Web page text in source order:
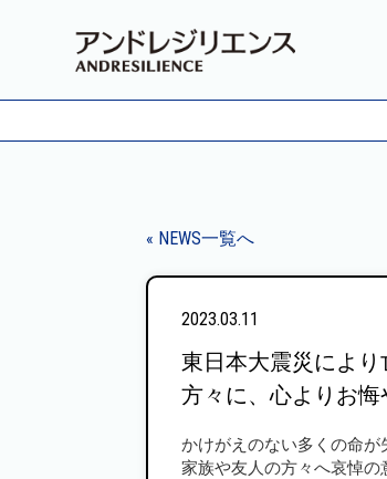
« NEWS一覧へ
2023.03.11
東日本大震災によ
方々に、心よりお悔
かけがえのない多くの命
家族や友人の方々へ哀悼の